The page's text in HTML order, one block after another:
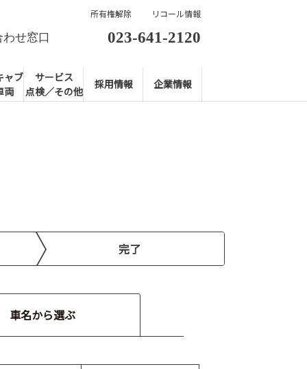
せ窓口 023-641-2120
ャブ
両
サービス
点検／その他
採用情報 企業情報
所有権解除 リコール情報
完了
車名から選ぶ